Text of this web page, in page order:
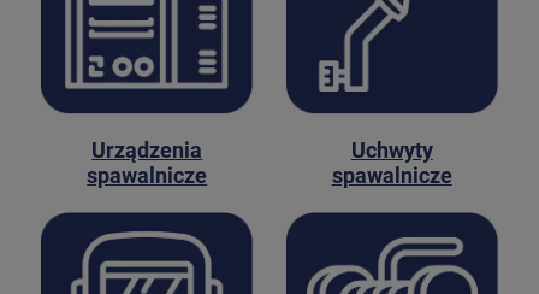
Urządzenia
spawalnicze
Uchwyty
spawalnicze